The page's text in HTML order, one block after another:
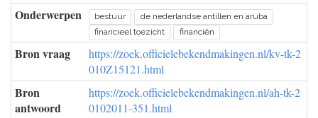
Onderwerpen bestuur
de nederlandse antillen en aruba
financieel toezicht
financiën
Bron vraag
https://zoek.officielebekendmakingen.nl/kv-tk-2
010Z15121.html
Bron
antwoord
https://zoek.officielebekendmakingen.nl/ah-tk-2
0102011-351.html